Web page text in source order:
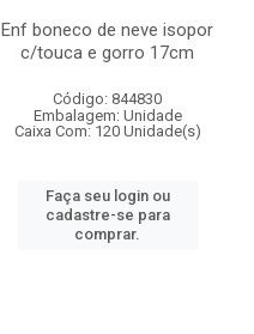
Enf boneco de neve isopor
c/touca e gorro 17cm
Código: 844830
Embalagem: Unidade
Caixa Com: 120 Unidade(s)
Faça seu login ou
cadastre-se para
comprar.